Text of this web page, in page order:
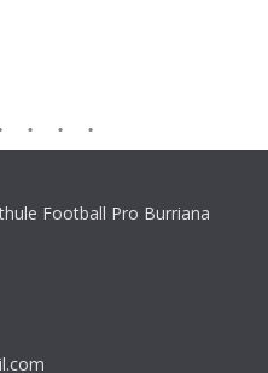
Football Pro Burriana